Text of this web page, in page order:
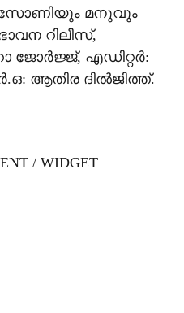
സോണിയും മനുവും
റിലീസ്,
ജോർജ്ജ്, എഡിറ്റർ:
ആതിര ദിൽജിത്ത്.
/ WIDGET